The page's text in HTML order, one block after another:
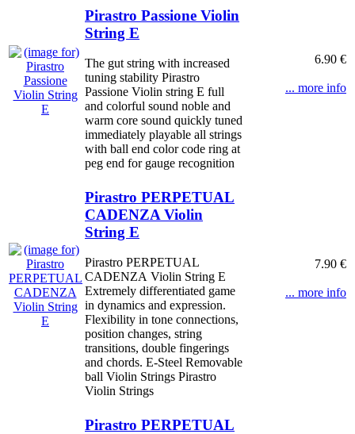
Pirastro Passione Violin
String E
The gut string with increased
tuning stability Pirastro
Passione Violin string E full
and colorful sound noble and
warm core sound quickly tuned
immediately playable all strings
with ball end color code ring at
peg end for gauge recognition
6.90 €
... more info
Pirastro PERPETUAL
CADENZA Violin
String E
Pirastro PERPETUAL
CADENZA Violin String E
Extremely differentiated game
in dynamics and expression.
Flexibility in tone connections,
position changes, string
transitions, double fingerings
and chords. E-Steel Removable
ball Violin Strings Pirastro
Violin Strings
7.90 €
... more info
Pirastro PERPETUAL